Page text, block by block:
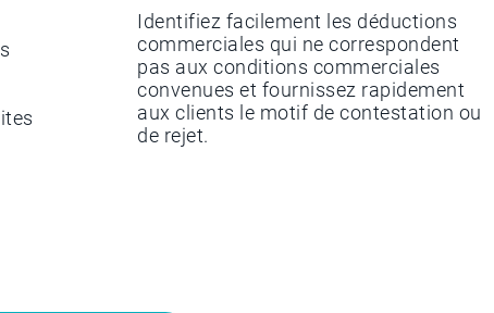
Identifiez facilement les déductions
commerciales qui ne correspondent
pas aux conditions commerciales
convenues et fournissez rapidement
aux clients le motif de contestation ou
de rejet.